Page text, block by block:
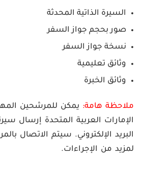
السيرة الذاتية المحدثة
صور بحجم جواز السفر
نسخة جواز السفر
وثائق تعليمية
وثائق الخبرة
ملاحظة هامة: يمكن للمرشحين
الإمارات العربية المتحدة إرسال
البريد الإلكتروني. سيتم الاتصال
لمزيد من الإجراءات.